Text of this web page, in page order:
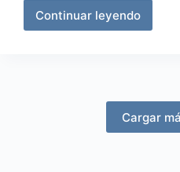
Continuar leyendo
Lamento
Cargar